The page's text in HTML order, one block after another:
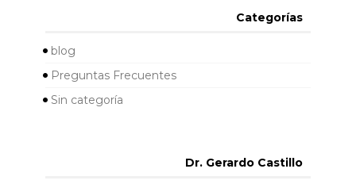
Categorías
blog
Preguntas Frecuentes
Sin categoría
Dr. Gerardo Castillo